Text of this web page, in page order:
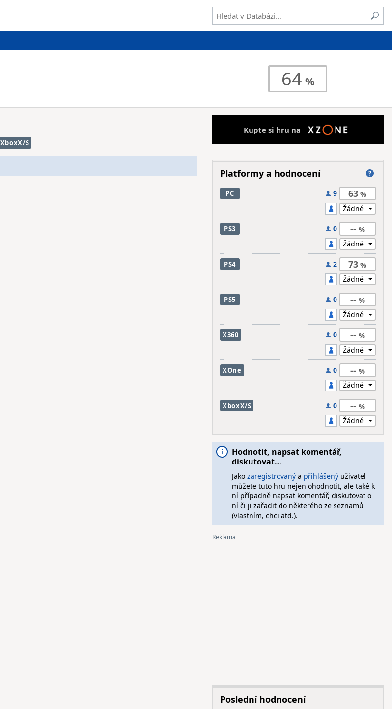
64
XboxX/S
Kupte si hru na
Platformy a hodnocení
PC 9 63
PS3 0 --
PS4 2 73
PS5 0 --
X360 0 --
XOne 0 --
XboxX/S 0 --
Hodnotit, napsat komentář,
diskutovat…
Jako zaregistrovanýa přihlášenýuživatel
můžete tuto hru nejen ohodnotit, ale také k
ní případně napsat komentář, diskutovat o
ní či ji zařadit do některého ze seznamů
(vlastním, chci atd.).
Poslední hodnocení